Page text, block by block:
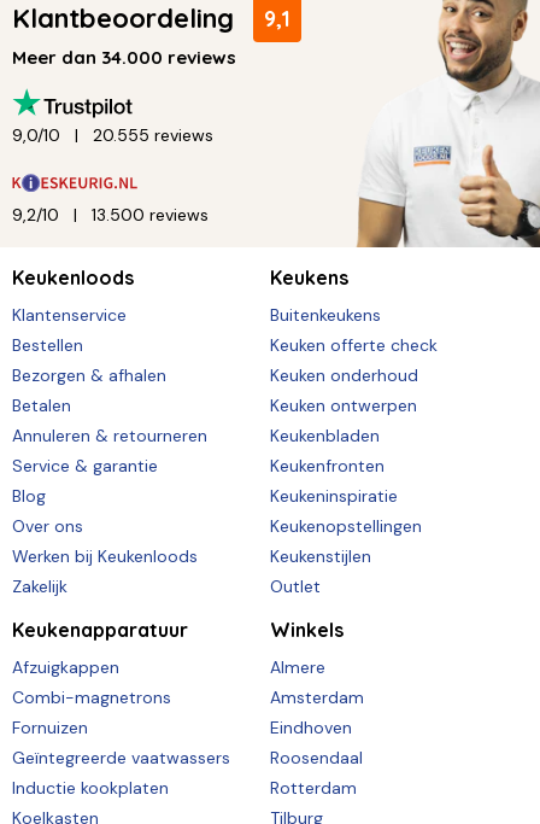
Klantbeoordeling 9,1
Meer dan 34.000 reviews
9,0/10 20.555 reviews
9,2/10 13.500 reviews
Keukenloods
Klantenservice
Bestellen
Bezorgen & afhalen
Betalen
Annuleren & retourneren
Service & garantie
Blog
Over ons
Werken bij Keukenloods
Zakelijk
Keukens
Buitenkeukens
Keuken offerte check
Keuken onderhoud
Keuken ontwerpen
Keukenbladen
Keukenfronten
Keukeninspiratie
Keukenopstellingen
Keukenstijlen
Outlet
Keukenapparatuur
Afzuigkappen
Combi-magnetrons
Fornuizen
Geïntegreerde vaatwassers
Inductie kookplaten
Koelkasten
Winkels
Almere
Amsterdam
Eindhoven
Roosendaal
Rotterdam
Tilburg